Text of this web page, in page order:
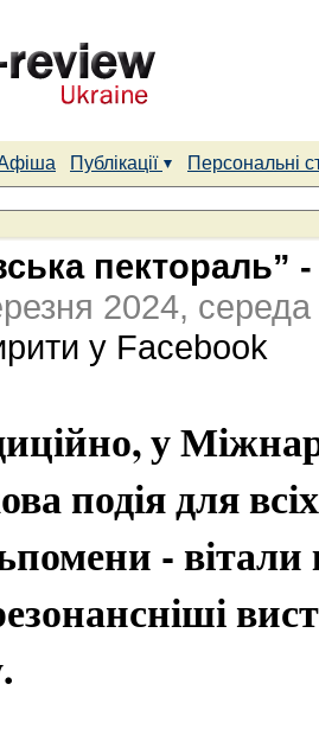
Публікації
Персональні
пектораль”
2024, середа
у Facebook
у
подія для
- вітали